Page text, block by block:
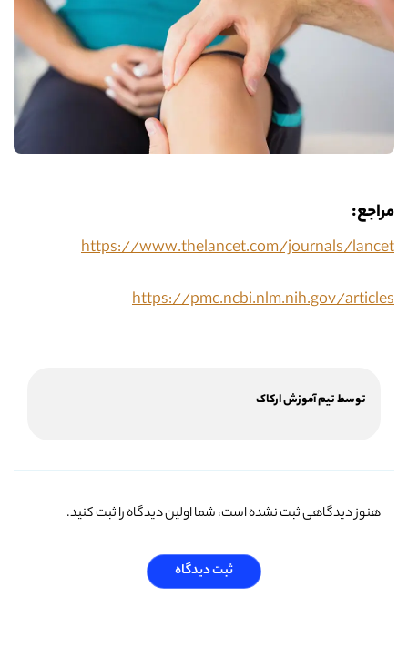
مراجع:
https://www.thelancet.com/journals/lancet
https://pmc.ncbi.nlm.nih.gov/articles
توسط تیم آموزش ارکاک
هنوز دیدگاهی ثبت نشده است، شما اولین دیدگاه را ثبت کنید.
ثبت دیدگاه